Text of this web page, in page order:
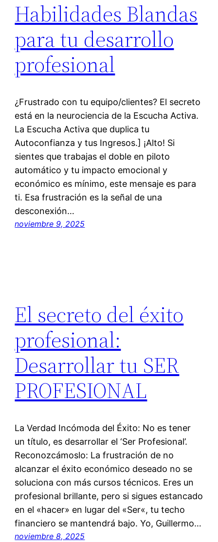
Habilidades Blandas
para tu desarrollo
profesional
¿Frustrado con tu equipo/clientes? El secreto
está en la neurociencia de la Escucha Activa.
La Escucha Activa que duplica tu
Autoconfianza y tus Ingresos.] ¡Alto! Si
sientes que trabajas el doble en piloto
automático y tu impacto emocional y
económico es mínimo, este mensaje es para
ti. Esa frustración es la señal de una
desconexión…
noviembre 9, 2025
El secreto del éxito
profesional:
Desarrollar tu SER
PROFESIONAL
La Verdad Incómoda del Éxito: No es tener
un título, es desarrollar el ‘Ser Profesional’.
Reconozcámoslo: La frustración de no
alcanzar el éxito económico deseado no se
soluciona con más cursos técnicos. Eres un
profesional brillante, pero si sigues estancado
en el «hacer» en lugar del «Ser«, tu techo
financiero se mantendrá bajo. Yo, Guillermo…
noviembre 8, 2025